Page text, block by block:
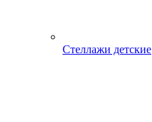
Стеллажи детские